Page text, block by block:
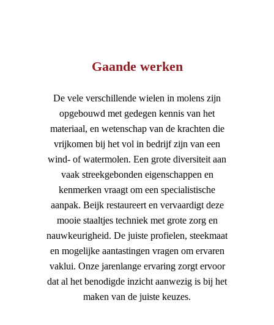
Gaande werken
De vele verschillende wielen in molens zijn
opgebouwd met gedegen kennis van het
materiaal, en wetenschap van de krachten die
vrijkomen bij het vol in bedrijf zijn van een
wind- of watermolen. Een grote diversiteit aan
vaak streekgebonden eigenschappen en
kenmerken vraagt om een specialistische
aanpak. Beijk restaureert en vervaardigt deze
mooie staaltjes techniek met grote zorg en
nauwkeurigheid. De juiste profielen, steekmaat
en mogelijke aantastingen vragen om ervaren
vaklui. Onze jarenlange ervaring zorgt ervoor
dat al het benodigde inzicht aanwezig is bij het
maken van de juiste keuzes.